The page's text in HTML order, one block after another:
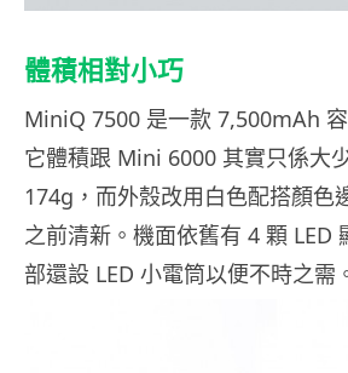
體積相對小巧
MiniQ 7500 是一款 7,500mAh
它體積跟 Mini 6000 其實只係大
174g，而外殼改用白色配搭顏色
之前清新。機面依舊有 4 顆 LED
部還設 LED 小電筒以便不時之需